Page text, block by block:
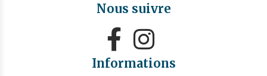
Nous suivre
 
Informations